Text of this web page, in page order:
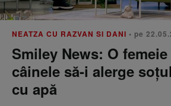
NEATZA CU RAZVAN SI DANI • pe
Smiley News: O
câinele să-i alerge
cu apă